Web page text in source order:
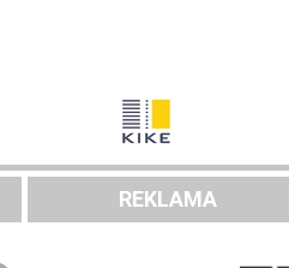
REKLAMA